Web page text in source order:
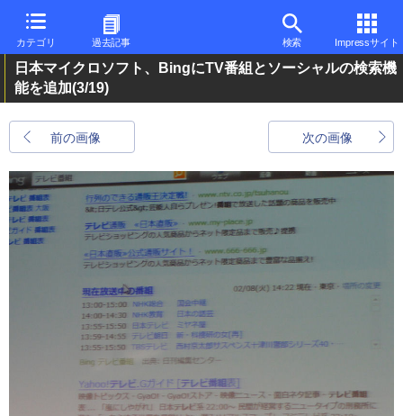
カテゴリ 過去記事 検索 Impressサイト
日本マイクロソフト、BingにTV番組とソーシャルの検索機
能を追加(3/19)
前の画像 次の画像